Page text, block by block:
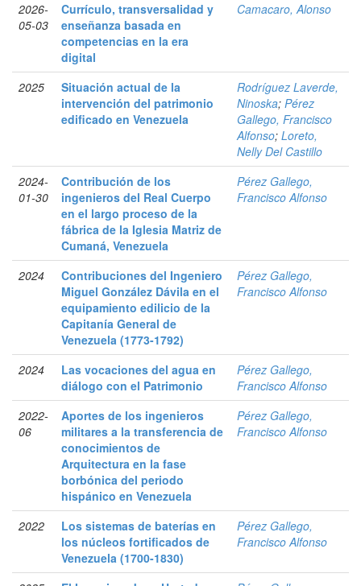
2026-
05-03
Currículo, transversalidad y
enseñanza basada en
competencias en la era
digital
Camacaro, Alonso
2025
Situación actual de la
intervención del patrimonio
edificado en Venezuela
Rodríguez Laverde,
Ninoska; Pérez
Gallego, Francisco
Alfonso; Loreto,
Nelly Del Castillo
2024-
01-30
Contribución de los
ingenieros del Real Cuerpo
en el largo proceso de la
fábrica de la Iglesia Matriz de
Cumaná, Venezuela
Pérez Gallego,
Francisco Alfonso
2024
Contribuciones del Ingeniero
Miguel González Dávila en el
equipamiento edilicio de la
Capitanía General de
Venezuela (1773-1792)
Pérez Gallego,
Francisco Alfonso
2024
Las vocaciones del agua en
diálogo con el Patrimonio
Pérez Gallego,
Francisco Alfonso
2022-
06
Aportes de los ingenieros
militares a la transferencia de
conocimientos de
Arquitectura en la fase
borbónica del periodo
hispánico en Venezuela
Pérez Gallego,
Francisco Alfonso
2022
Los sistemas de baterías en
los núcleos fortificados de
Venezuela (1700-1830)
Pérez Gallego,
Francisco Alfonso